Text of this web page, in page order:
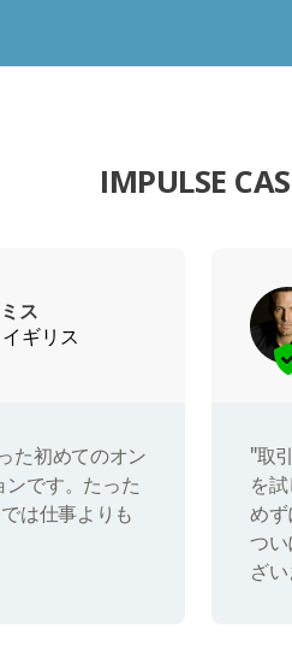
IMPULSE
ス
ギリス
た初めてのオン
ンです。たった
は仕事よりも
"取
を
めず
つ
ざ